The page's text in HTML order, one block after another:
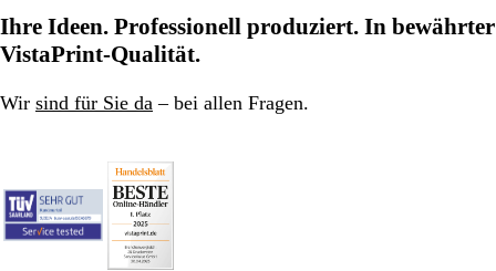
Seite
Seite
Seite
Ihre Ideen. Professionell produziert. In bewährter
VistaPrint-Qualität.
Wir sind für Sie da – bei allen Fragen.